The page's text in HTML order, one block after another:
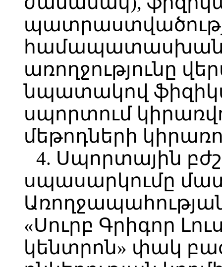
առողջությունը
նպատակով
սպորտում
մեթոդների
4. Սպորտային
սպասարկումը
«Սուրբ Գրիգոր
կենտրոն» փակ